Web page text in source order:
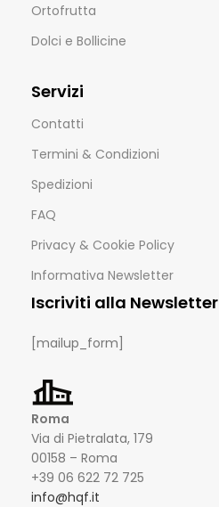
Ortofrutta
Dolci e Bollicine
Servizi
Contatti
Termini & Condizioni
Spedizioni
FAQ
Privacy & Cookie Policy
Informativa Newsletter
Iscriviti alla Newsletter
[mailup_form]
Roma
Via di Pietralata, 179
00158 – Roma
+39 06 622 72 725
info@hqf.it